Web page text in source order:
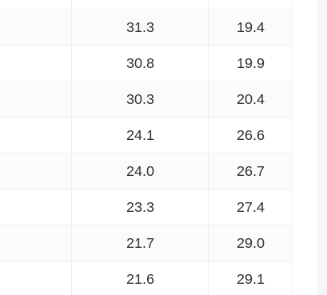
31.3 19.4
30.8 19.9
30.3 20.4
24.1 26.6
24.0 26.7
23.3 27.4
21.7 29.0
21.6 29.1